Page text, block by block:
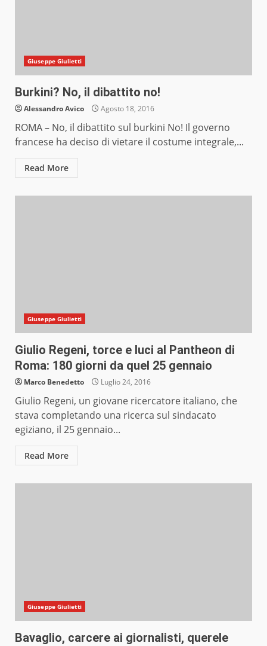
Giuseppe Giulietti
Burkini? No, il dibattito no!
Alessandro Avico Agosto 18, 2016
ROMA – No, il dibattito sul burkini No! Il governo
francese ha deciso di vietare il costume integrale,...
Read More
Giuseppe Giulietti
Giulio Regeni, torce e luci al Pantheon di
Roma: 180 giorni da quel 25 gennaio
Marco Benedetto Luglio 24, 2016
Giulio Regeni, un giovane ricercatore italiano, che
stava completando una ricerca sul sindacato
egiziano, il 25 gennaio...
Read More
Giuseppe Giulietti
Bavaglio, carcere ai giornalisti, querele